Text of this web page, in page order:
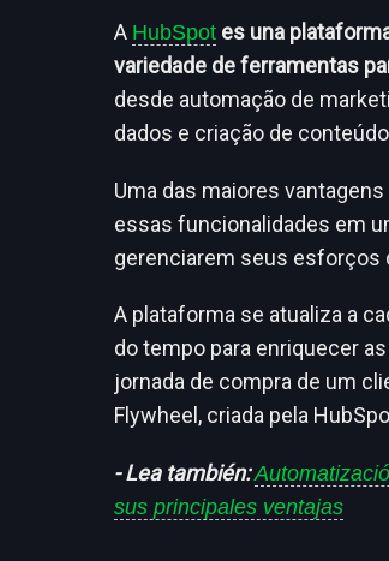
A HubSpot es una
variedade de ferramentas
desde automação de
dados e criação de
Uma das maiores
essas funcionalidades em
gerenciarem seus esforços
A plataforma se atualiza a
do tempo para enriquecer
jornada de compra de um
Flywheel, criada pela
- Lea también:
sus principales ventajas